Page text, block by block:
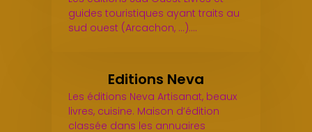
guides touristiques ayant traits au
sud ouest (Arcachon, ...).…
Editions Neva
Les éditions Neva Artisanat, beaux
livres, cuisine. Maison d’édition
classée dans les annuaires